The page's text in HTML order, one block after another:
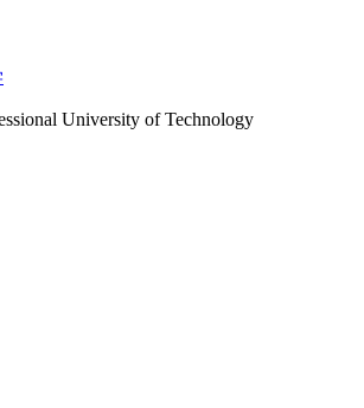
University of Technology